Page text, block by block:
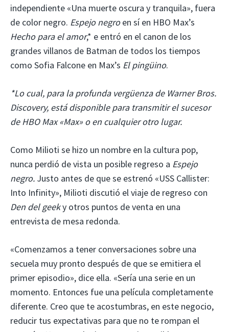
independiente «Una muerte oscura y tranquila», fuera
de color negro. Espejo negroen sí en HBO Max’s
Hecho para el amor,* e entró en el canon de los
grandes villanos de Batman de todos los tiempos
como Sofia Falcone en Max’s El pingüino.
*Lo cual, para la profunda vergüenza de Warner Bros.
Discovery, está disponible para transmitir el sucesor
de HBO Max «Max» o en cualquier otro lugar.
Como Milioti se hizo un nombre en la cultura pop,
nunca perdió de vista un posible regreso a Espejo
negro. Justo antes de que se estrenó «USS Callister:
Into Infinity», Milioti discutió el viaje de regreso con
Den del geeky otros puntos de venta en una
entrevista de mesa redonda.
«Comenzamos a tener conversaciones sobre una
secuela muy pronto después de que se emitiera el
primer episodio», dice ella. «Sería una serie en un
momento. Entonces fue una película completamente
diferente. Creo que te acostumbras, en este negocio,
reducir tus expectativas para que no te rompan el